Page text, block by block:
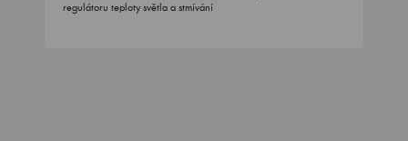
regulátoru teploty světla a stmívání